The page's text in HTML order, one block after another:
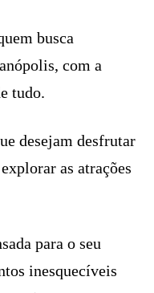
busca
com a
tudo.
desejam desfrutar
as atrações
para o seu
inesquecíveis